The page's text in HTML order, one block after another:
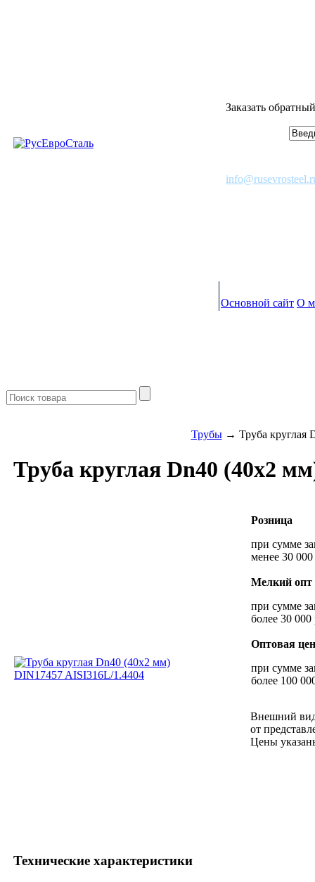
Заказать
Основной сайт О
Трубы→ Труба круглая
Труба круглая Dn40 (40х2
Розница
при сумме
менее 30
Мелкий опт
при сумме
более 30 000
Оптовая
при сумме
более 100
Внешний вид
от
Цены
Технические характеристики